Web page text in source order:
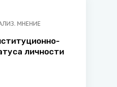
МНЕНИЕ
личности